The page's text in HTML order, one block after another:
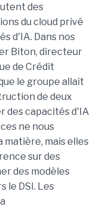
des
du cloud privé
d'IA. Dans nos
Biton, directeur
de Crédit
le groupe allait
de deux
des capacités d'IA
ne nous
mais elles
sur des
des modèles
le DSI. Les